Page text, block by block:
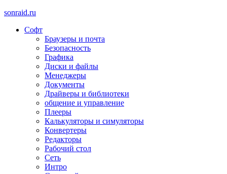
sonraid.ru
Скачивай программы, мини игры
Софт
Браузеры и почта
Безопасность
Графика
Диски и файлы
Менеджеры
Документы
Драйверы и библиотеки
общение и управление
Плееры
Калькуляторы и симуляторы
Конвертеры
Редакторы
Рабочий стол
Сеть
Интро